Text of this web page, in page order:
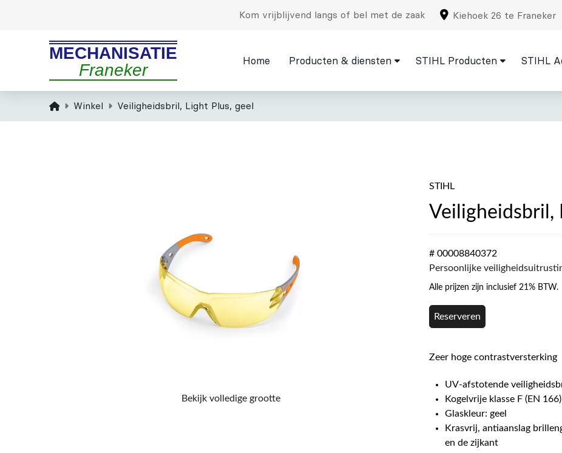
Kom vrijblijvend langs of bel met de zaak Kiehoek 26 te Franeker
MECHANISATIE
Franeker
Home Producten & diensten STIHL Producten STIHL
HomeWinkel Veiligheidsbril, Light Plus, geel
Bekijk volledige grootte
STIHL
Veiligheidsbril,
# 00008840372
Persoonlijke
Alle prijzen zijn inclusief 21% BTW.
Reserveren
Zeer hoge contrastversterking
UV-afstotende
Kogelvrije klasse F (EN 166)
Glaskleur: geel
Krasvrij, antiaanslag
en de zijkant